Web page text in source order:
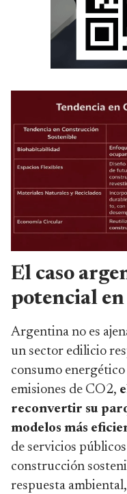
El caso
potencial
Argentina no es
un sector edilicio
consumo
emisiones de CO2,
reconvertir su
modelos más
de servicios
construcción
respuesta